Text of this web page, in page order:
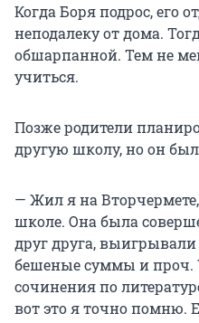
Я позабуду
И школьный двор в
Но где бы мне ни
На безымянном
Но вычурной и
А потому что там
Их профили на
На купоросных
Закончившие ШРМ на
Когда Боря подрос, его
неподалеку от дома.
обшарпанной. Тем не
учиться.
Позже родители
другую школу, но он
— Жил я на
школе. Она была
друг друга,
бешеные суммы и проч.
сочинения по
вот это я точно помню.